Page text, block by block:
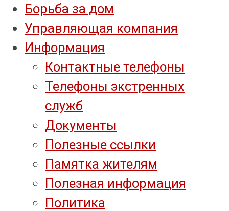
Борьба за дом
Управляющая компания
Информация
Контактные телефоны
Телефоны экстренных
служб
Документы
Полезные ссылки
Памятка жителям
Полезная информация
Политика